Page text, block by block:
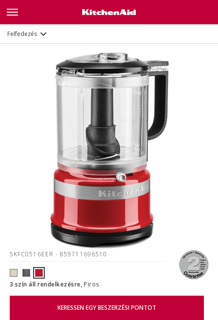
Felfedezés
5KFC0516EER - 859711696510
3 szín áll rendelkezésre, Piros
KERESSEN EGY BESZERZÉSI PONTOT